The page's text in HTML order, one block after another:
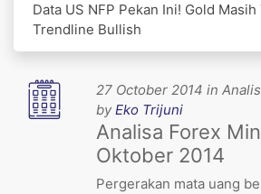
Data US NFP Pekan Ini! Gold
Trendline Bullish
27 October 2014 in
byEko Trijuni
Analisa Forex
Oktober 2014
Pergerakan mata uang